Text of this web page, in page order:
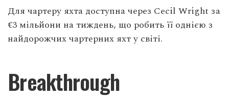
Для чартеру яхта доступна через Cecil Wright за
€3 мільйони на тиждень, що робить її однією з
найдорожчих чартерних яхт у світі.
Breakthrough